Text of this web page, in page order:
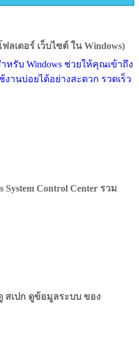
ลเดอร์ เว็บไซต์ ใน Windows)
หรับ Windows ช่วยให้คุณเข้าถึง
านบ่อยได้อย่างสะดวก รวดเร็ว
Control Center รวม
สเปก ดูข้อมูลระบบ ของ